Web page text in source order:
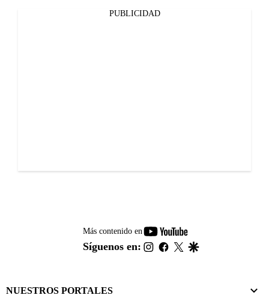
PUBLICIDAD
Más contenido en
youtube-
footer
Síguenos en: instagram
facebook
twitter
NUESTROS PORTALES